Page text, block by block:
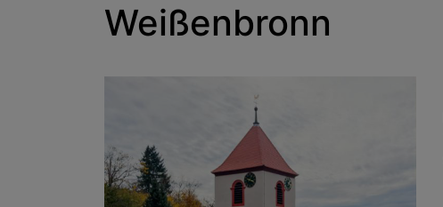
Weißenbronn